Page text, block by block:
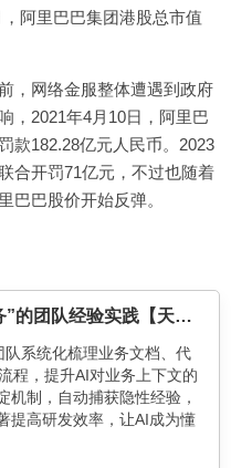
阿里巴巴集团港股总市值
，网络金服整体遭遇到政府
，2021年4月10日，阿里巴
款182.28亿元人民币。2023
合开罚71亿元，不过也随着
巴巴股价开始反弹。
知识基座：让“AI 越用越懂业务”的团队经验实践【天猫AI Coding实践系列】
队系统化梳理业务文档、代
程，提升AI对业务上下文的
机制，自动捕获隐性经验，
提高研发效率，让AI成为懂